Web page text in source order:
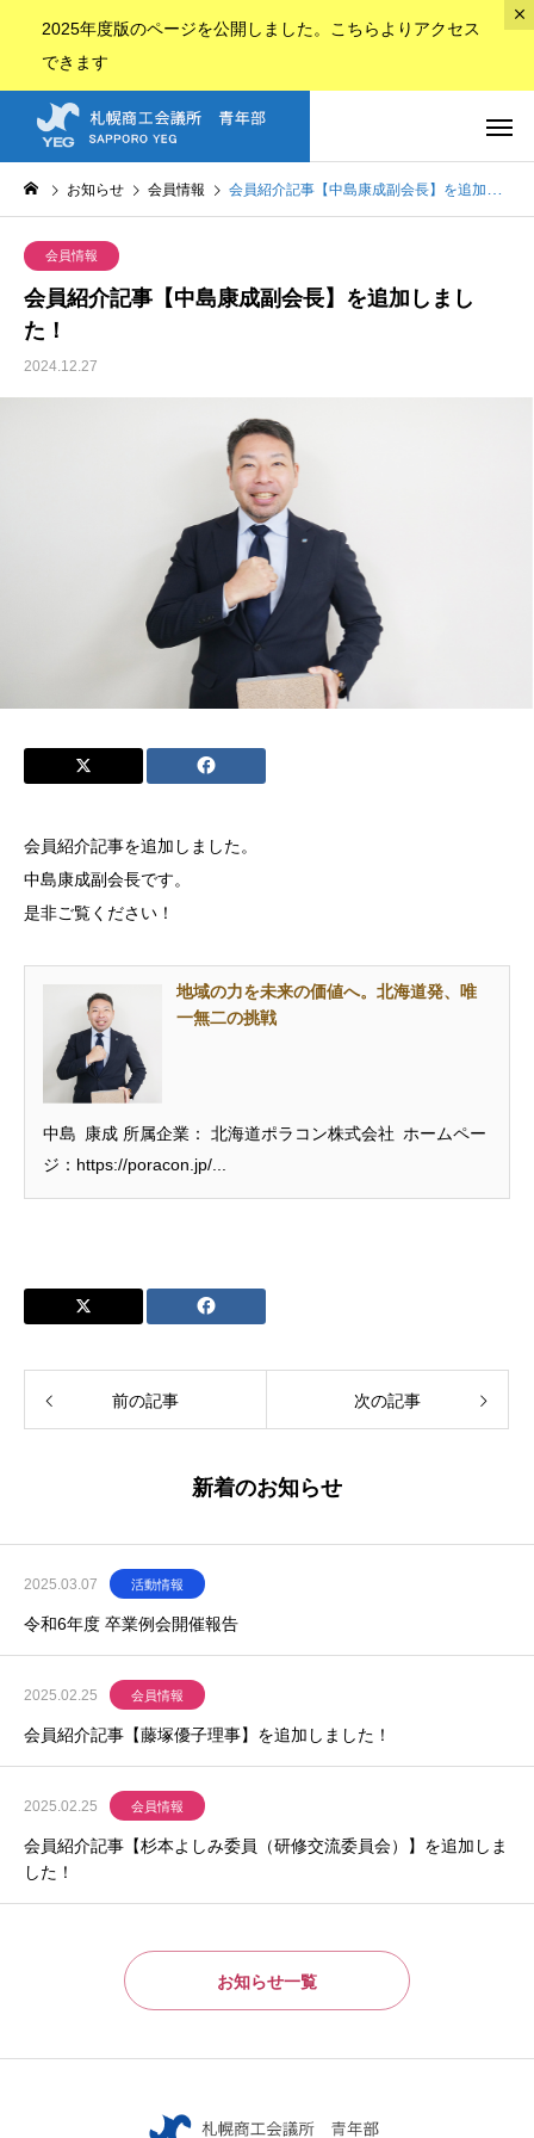
2025年度版のページを公開しました。 こちら よりアクセス
できます
お知らせ 会員情報 会員紹介記事【中島康成副会長】を追加しました！
会員情報
会員紹介記事【中島康成副会長】を追加しまし
た！
2024.12.27
会員紹介記事を追加しました。
中島康成副会長です。
是非ご覧ください！
地域の力を未来の価値へ。北海道発、唯
一無二の挑戦
中島 康成 所属企業： 北海道ポラコン株式会社 ホームペー
ジ：https://poracon.jp/...
前の記事 次の記事
新着のお知らせ
2025.03.07 活動情報
令和6年度 卒業例会開催報告
2025.02.25 会員情報
会員紹介記事【藤塚優子理事】を追加しました！
2025.02.25 会員情報
会員紹介記事【杉本よしみ委員（研修交流委員会）】を追加しま
した！
お知らせ一覧